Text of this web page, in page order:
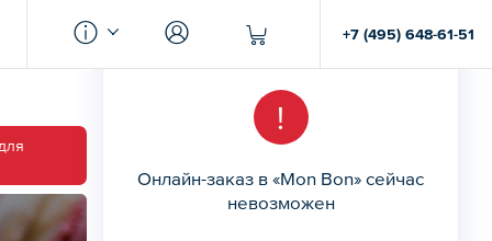
+7 (495) 648-61-51
!
Онлайн-заказ в «Mon Bon» сейчас
невозможен